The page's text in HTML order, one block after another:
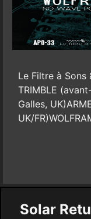
Le Filtre à Sons
TRIMBLE
Galles,
UK/
Solar